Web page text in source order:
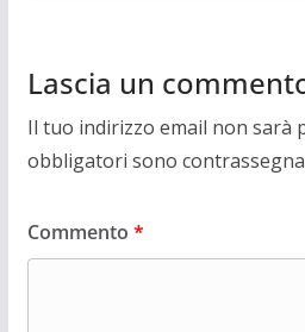
Lascia un
Il tuo indirizzo email non sarà
obbligatori sono
Commento *